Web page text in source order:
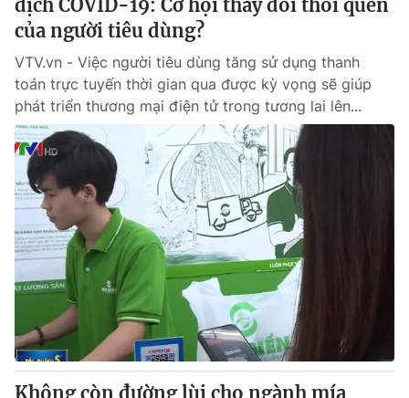
dịch COVID-19: Cơ hội thay đổi thói quen
của người tiêu dùng?
VTV.vn - Việc người tiêu dùng tăng sử dụng thanh
toán trực tuyến thời gian qua được kỳ vọng sẽ giúp
phát triển thương mại điện tử trong tương lai lên...
Không còn đường lùi cho ngành mía